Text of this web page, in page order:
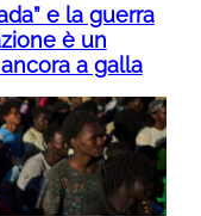
e la guerra
è un
a galla